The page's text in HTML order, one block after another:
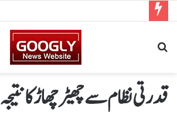
قدرتی نظام سے چھیڑ چھاڑ کا نتیجہ